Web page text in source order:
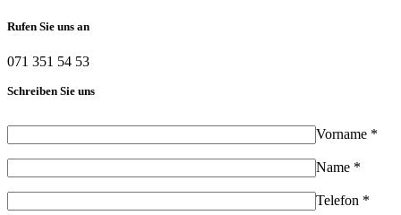
Rufen Sie uns an
071 351 54 53
Schreiben Sie uns
Vorname *
Name *
Telefon *